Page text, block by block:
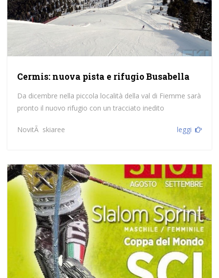
Cermis: nuova pista e rifugio Busabella
Da dicembre nella piccola località della val di Fiemme sarà
pronto il nuovo rifugio con un tracciato inedito
NovitÃ skiaree leggi